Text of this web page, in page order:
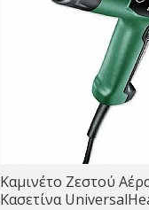
Καμινέτο Ζεστού
Κασετίνα